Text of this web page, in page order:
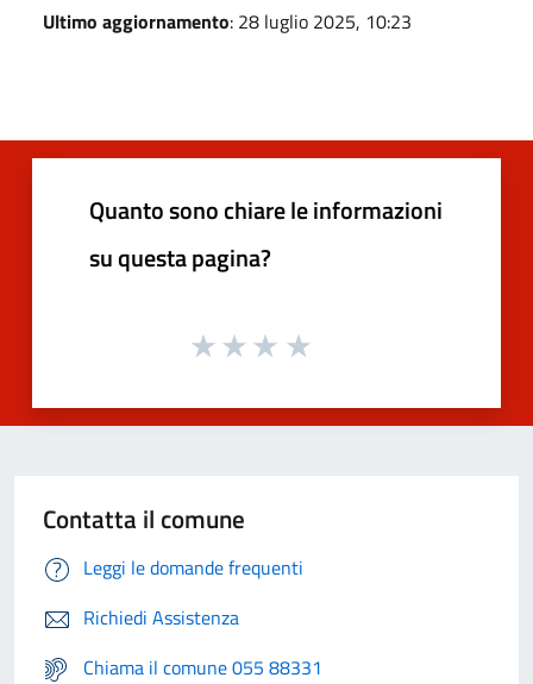
Ultimo aggiornamento: 28 luglio 2025, 10:23
Quanto sono chiare le informazioni
su questa pagina?
Contatta il comune
Leggi le domande frequenti
Richiedi Assistenza
Chiama il comune 055 88331